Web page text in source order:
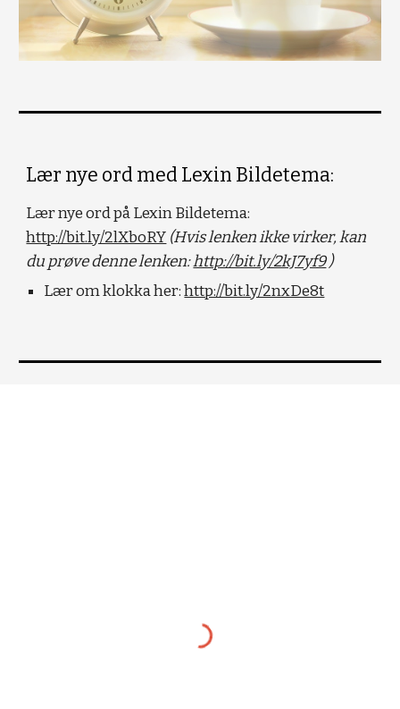
Lær nye ord med Lexin Bildetema:
http://bit.ly/2lXboRY (Hvis lenken ikke virker, kan
du prøve denne lenken: http://bit.ly/2kJ7yf9 )
Lær om klokka her: http://bit.ly/2nxDe8t